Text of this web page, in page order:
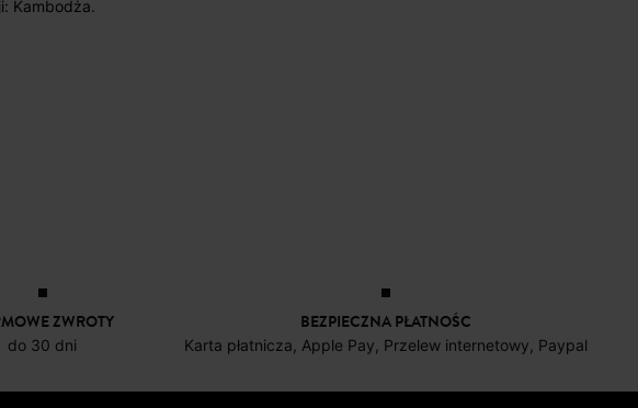
Kambodża.
ZWROTY
do 30 dni
BEZPIECZNA PŁATNOŚC
Karta płatnicza, Apple Pay, Przelew internetowy, Paypal